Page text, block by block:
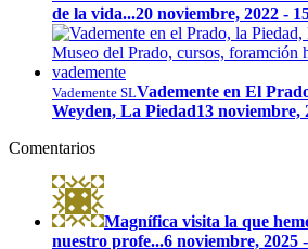
de la vida...20 noviembre, 2022 -
Vademente SLVademente en El
Weyden, La Piedad13 noviembre,
Comentarios
Magnífica visita la que
nuestro profe...6 noviembre, 2025